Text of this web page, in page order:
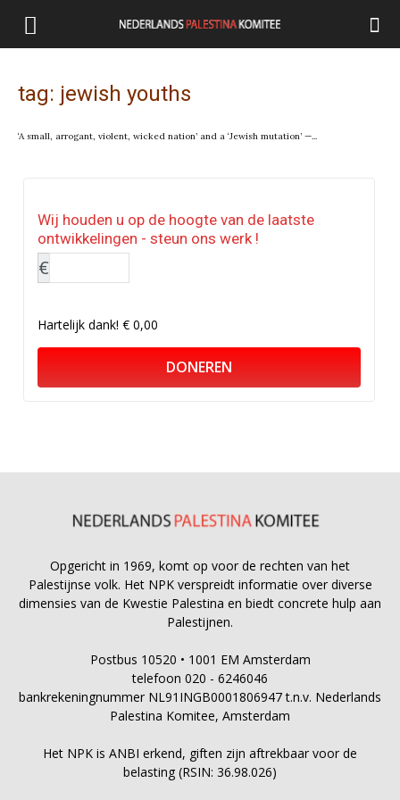
tag: jewish youths
‘A small, arrogant, violent, wicked nation’ and a ‘Jewish mutation’ —...
Wij houden u op de hoogte van de laatste
ontwikkelingen - steun ons werk !
€
Hartelijk dank!€ 0,00
DONEREN
Opgericht in 1969, komt op voor de rechten van het
Palestijnse volk. Het NPK verspreidt informatie over diverse
dimensies van de Kwestie Palestina en biedt concrete hulp aan
Palestijnen.
Postbus 10520 • 1001 EM Amsterdam
telefoon 020 - 6246046
bankrekeningnummer NL91INGB0001806947 t.n.v. Nederlands
Palestina Komitee, Amsterdam
Het NPK is ANBI erkend, giften zijn aftrekbaar voor de
belasting (RSIN: 36.98.026)